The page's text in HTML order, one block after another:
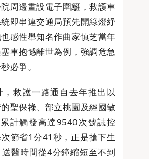
周邊畫設電子圍籬，救護車
即串連交通局預先開綠燈紓
感性舉知名作曲家慎芝當年
車抱憾離世為例，強調危急
必爭。
救護一路通自去年推出以
聖保祿、部立桃園及經國敏
計觸發高達9540次號誌控
節省1分41秒，正是搶下生
醫時間從4分鐘縮短至不到